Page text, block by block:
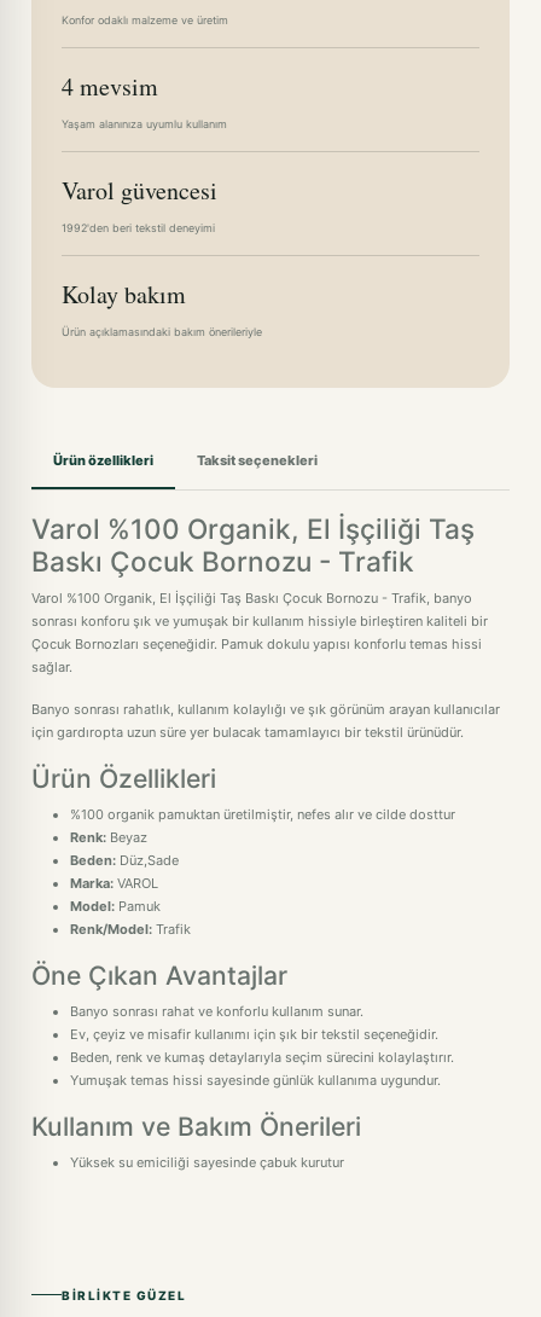
Konfor odaklı malzeme ve üretim
4 mevsim
Yaşam alanınıza uyumlu kullanım
Varol güvencesi
1992'den beri tekstil deneyimi
Kolay bakım
Ürün açıklamasındaki bakım önerileriyle
Ürün özellikleri Taksit seçenekleri
Varol %100 Organik, El İşçiliği Taş
Baskı Çocuk Bornozu - Trafik
Varol %100 Organik, El İşçiliği Taş Baskı Çocuk Bornozu - Trafik, banyo
sonrası konforu şık ve yumuşak bir kullanım hissiyle birleştiren kaliteli bir
Çocuk Bornozları seçeneğidir. Pamuk dokulu yapısı konforlu temas hissi
sağlar.
Banyo sonrası rahatlık, kullanım kolaylığı ve şık görünüm arayan kullanıcılar
için gardıropta uzun süre yer bulacak tamamlayıcı bir tekstil ürünüdür.
Ürün Özellikleri
%100 organik pamuktan üretilmiştir, nefes alır ve cilde dosttur
Renk: Beyaz
Beden: Düz,Sade
Marka: VAROL
Model: Pamuk
Renk/Model: Trafik
Öne Çıkan Avantajlar
Banyo sonrası rahat ve konforlu kullanım sunar.
Ev, çeyiz ve misafir kullanımı için şık bir tekstil seçeneğidir.
Beden, renk ve kumaş detaylarıyla seçim sürecini kolaylaştırır.
Yumuşak temas hissi sayesinde günlük kullanıma uygundur.
Kullanım ve Bakım Önerileri
Yüksek su emiciliği sayesinde çabuk kurutur
BIRLIKTE GÜZEL